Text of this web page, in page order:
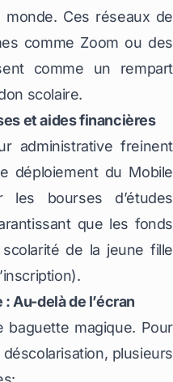
Ces réseaux de
comme Zoom ou des
comme un rempart
scolaire.
et aides financières
administrative freinent
déploiement du Mobile
bourses d’études
que les fonds
de la jeune fille
Au-delà de l’écran
baguette magique. Pour
plusieurs